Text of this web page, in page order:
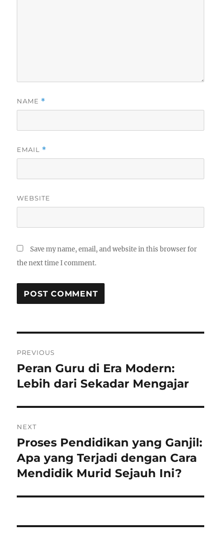
NAME *
EMAIL *
WEBSITE
Save my name, email, and website in this browser for
the next time I comment.
navigation
PREVIOUS
Previous
post:
Peran Guru di Era Modern:
Lebih dari Sekadar Mengajar
NEXT
Next
post:
Proses Pendidikan yang Ganjil:
Apa yang Terjadi dengan Cara
Mendidik Murid Sejauh Ini?